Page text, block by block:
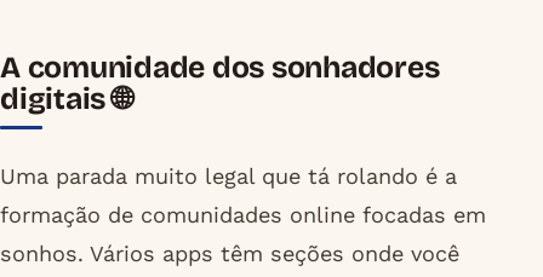
A comunidade dos sonhadores
digitais 🌐
Uma parada muito legal que tá rolando é a
formação de comunidades online focadas em
sonhos. Vários apps têm seções onde você